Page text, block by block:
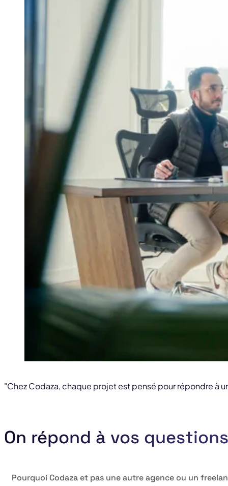
On répond à vos questions
Pourquoi Codaza et pas une autre agence ou un
"Chez Codaza, chaque projet est pensé pour répondre